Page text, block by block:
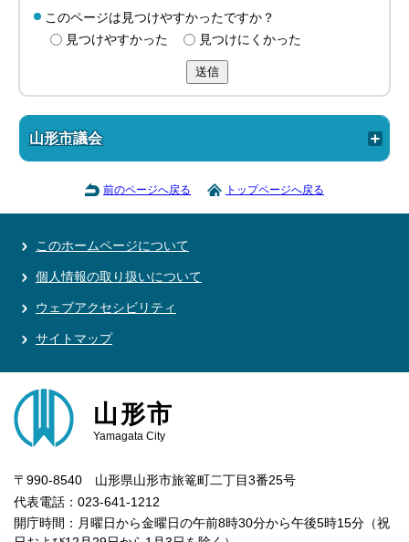
このページは見つけやすかったですか？
見つけやすかった
見つけにくかった
送信
山形市議会
前のページへ戻る トップページへ戻る
このホームページについて
個人情報の取り扱いについて
ウェブアクセシビリティ
サイトマップ
山形市
Yamagata City
〒990-8540 山形県山形市旅篭町二丁目3番25号
代表電話：023-641-1212
開庁時間：月曜日から金曜日の午前8時30分から午後5時15分（祝